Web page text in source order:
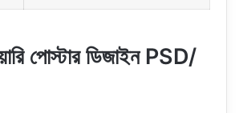
পোস্টার ডিজাইন PSD/